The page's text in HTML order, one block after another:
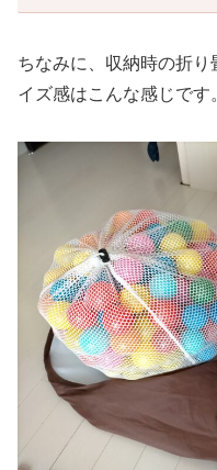
ちなみに、収納時の折
イズ感はこんな感じです